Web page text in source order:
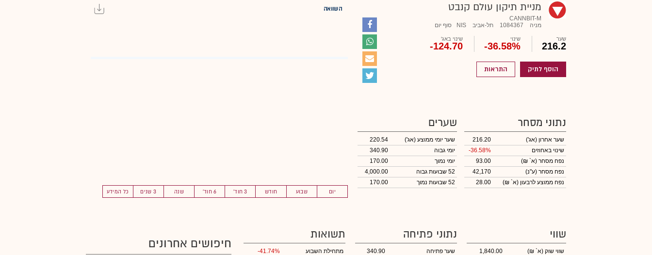
מניית תיקון עולם קנבט
CANNBIT-M
מניה
1084367 תל-אביב NIS סוף יום
שער
216.2
שינוי
-36.58%
שינוי באג'
-124.70
הוסף לתיק התראות
השוואה
יום שבוע חודש 3 חוד' 6 חוד' שנה 3 שנים כל המידע
נתוני מסחר
שער אחרון (אג')
216.20
שינוי באחוזים
-36.58%
נפח מסחר (א` ₪)
93.00
נפח מסחר (ע"נ)
42,170
נפח ממוצע לרבעון (א` ₪)
28.00
שערים
שער יומי ממוצע (אג')
220.54
יומי גבוה
340.90
יומי נמוך
170.00
52 שבועות גבוה
4,000.00
52 שבועות נמוך
170.00
שווי
שווי שוק (א` ₪)
1,840.00
נתוני פתיחה
שער פתיחה
340.90
תשואות
מתחילת השבוע
-41.74%
חיפושים אחרונים